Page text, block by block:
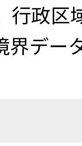
行政区
界デー